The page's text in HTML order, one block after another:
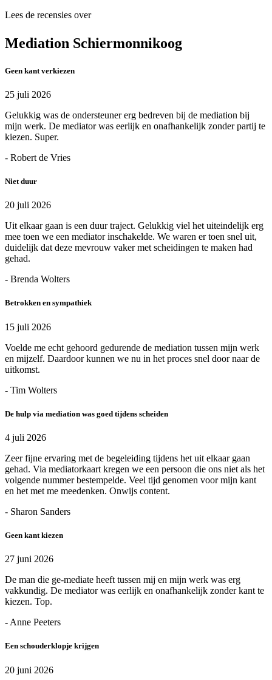
Lees de recensies over
Mediation Schiermonnikoog
Geen kant verkiezen
25 juli 2026
Gelukkig was de ondersteuner erg bedreven bij de mediation bij
mijn werk. De mediator was eerlijk en onafhankelijk zonder partij te
kiezen. Super.
- Robert de Vries
Niet duur
20 juli 2026
Uit elkaar gaan is een duur traject. Gelukkig viel het uiteindelijk erg
mee toen we een mediator inschakelde. We waren er toen snel uit,
duidelijk dat deze mevrouw vaker met scheidingen te maken had
gehad.
- Brenda Wolters
Betrokken en sympathiek
15 juli 2026
Voelde me echt gehoord gedurende de mediation tussen mijn werk
en mijzelf. Daardoor kunnen we nu in het proces snel door naar de
uitkomst.
- Tim Wolters
De hulp via mediation was goed tijdens scheiden
4 juli 2026
Zeer fijne ervaring met de begeleiding tijdens het uit elkaar gaan
gehad. Via mediatorkaart kregen we een persoon die ons niet als het
volgende nummer bestempelde. Veel tijd genomen voor mijn kant
en het met me meedenken. Onwijs content.
- Sharon Sanders
Geen kant kiezen
27 juni 2026
De man die ge-mediate heeft tussen mij en mijn werk was erg
vakkundig. De mediator was eerlijk en onafhankelijk zonder kant te
kiezen. Top.
- Anne Peeters
Een schouderklopje krijgen
20 juni 2026